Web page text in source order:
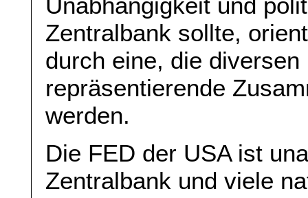
Zentralbank sollte,
durch eine, die
repräsentierende
werden.
Die FED der USA ist
Zentralbank und viele